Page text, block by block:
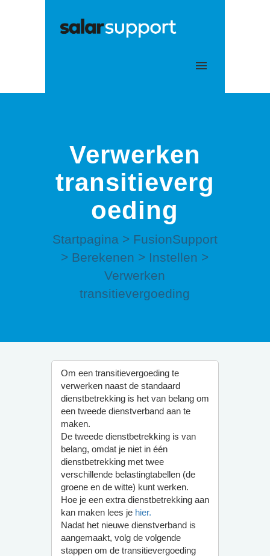
Verwerken
transitieverg
oeding
Startpagina > FusionSupport
> Berekenen > Instellen >
Verwerken
transitievergoeding
Om een transitievergoeding te
verwerken naast de standaard
dienstbetrekking is het van belang om
een tweede dienstverband aan te
maken.
De tweede dienstbetrekking is van
belang, omdat je niet in één
dienstbetrekking met twee
verschillende belastingtabellen (de
groene en de witte) kunt werken.
Hoe je een extra dienstbetrekking aan
kan maken lees je hier.
Nadat het nieuwe dienstverband is
aangemaakt, volg de volgende
stappen om de transitievergoeding